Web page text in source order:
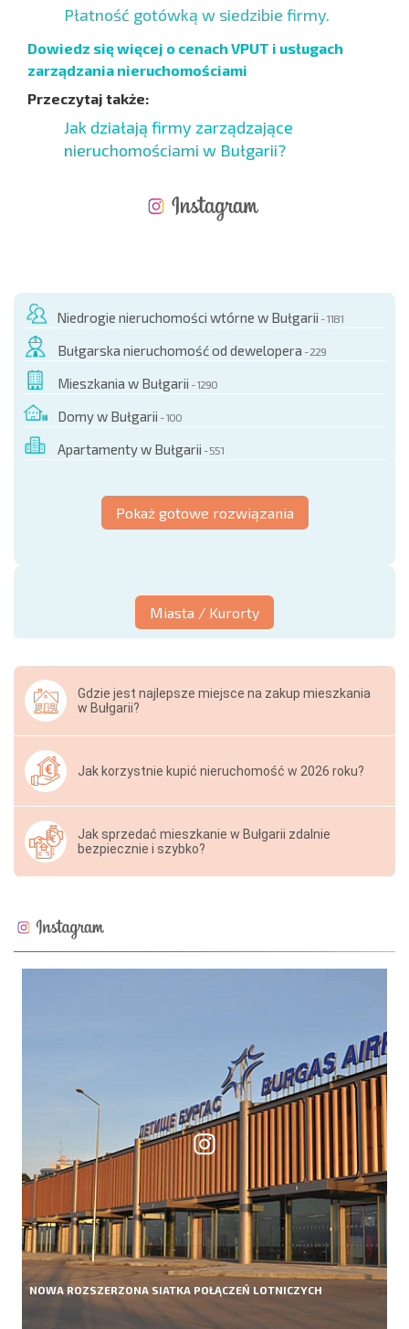
Płatność gotówką w siedzibie firmy.
Dowiedz się więcej o cenach VPUT i usługach
zarządzania nieruchomościami
Przeczytaj także:
Jak działają firmy zarządzające
nieruchomościami w Bułgarii?
Niedrogie nieruchomości wtórne w Bułgarii - 1181
Bułgarska nieruchomość od dewelopera - 229
Mieszkania w Bułgarii - 1290
Domy w Bułgarii - 100
Apartamenty w Bułgarii - 551
Pokaż gotowe rozwiązania
Miasta / Kurorty
Gdzie jest najlepsze miejsce na zakup mieszkania
w Bułgarii?
Jak korzystnie kupić nieruchomość w 2026 roku?
Jak sprzedać mieszkanie w Bułgarii zdalnie
bezpiecznie i szybko?
NOWA ROZSZERZONA SIATKA POŁĄCZEŃ LOTNICZYCH